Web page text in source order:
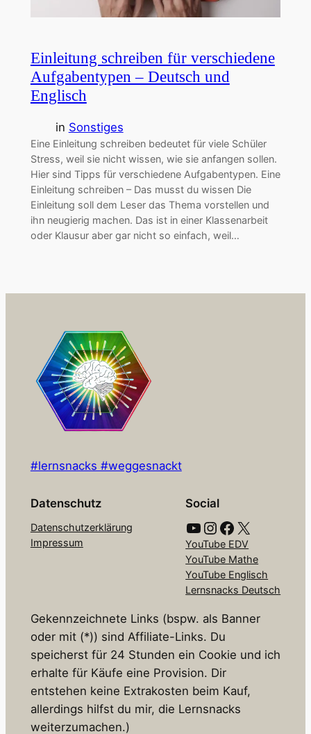
Einleitung schreiben für verschiedene
Aufgabentypen – Deutsch und
Englisch
in Sonstiges
Eine Einleitung schreiben bedeutet für viele Schüler
Stress, weil sie nicht wissen, wie sie anfangen sollen.
Hier sind Tipps für verschiedene Aufgabentypen. Eine
Einleitung schreiben – Das musst du wissen Die
Einleitung soll dem Leser das Thema vorstellen und
ihn neugierig machen. Das ist in einer Klassenarbeit
oder Klausur aber gar nicht so einfach, weil…
#lernsnacks #weggesnackt
Datenschutz
Datenschutzerklärung
Impressum
Social
YouTube Instagram Facebook X
YouTube EDV
YouTube Mathe
YouTube Englisch
Lernsnacks Deutsch
Gekennzeichnete Links (bspw. als Banner
oder mit (*)) sind Affiliate-Links. Du
speicherst für 24 Stunden ein Cookie und ich
erhalte für Käufe eine Provision. Dir
entstehen keine Extrakosten beim Kauf,
allerdings hilfst du mir, die Lernsnacks
weiterzumachen.)